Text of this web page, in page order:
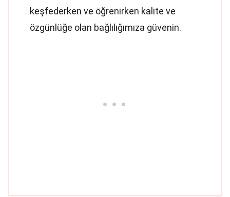
keşfederken ve öğrenirken kalite ve
özgünlüğe olan bağlılığımıza güvenin.